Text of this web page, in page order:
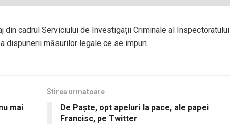
din cadrul Serviciului de Investigații Criminale al Inspectoratului
dispunerii măsurilor legale ce se impun.
mai
Stirea urmatoare
De Paște, opt apeluri la pace, ale papei
Francisc, pe Twitter